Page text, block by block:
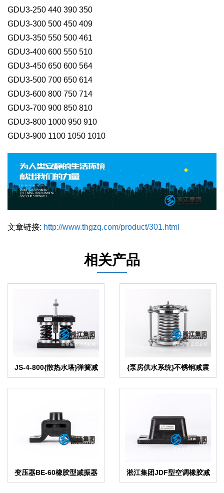
GDU3-250 440 390 350
GDU3-300 500 450 409
GDU3-350 550 500 461
GDU3-400 600 550 510
GDU3-450 650 600 564
GDU3-500 700 650 614
GDU3-600 800 750 714
GDU3-700 900 850 810
GDU3-800 1000 950 910
GDU3-900 1100 1050 1010
文章链接: http://www.thgzq.com/product/301.html
相关产品
JS-4-800{散热水塔}弹簧减
震器
{泵房供水系统}不锈钢减震
波纹补偿器
变压器BE-60橡胶型减振器
淞江集团JDF型空调橡胶减
振器